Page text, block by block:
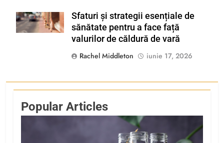
Shutterstock
Sfaturi și strategii esențiale de
sănătate pentru a face față
valurilor de căldură de vară
Rachel Middleton
iunie 17, 2026
Popular Articles